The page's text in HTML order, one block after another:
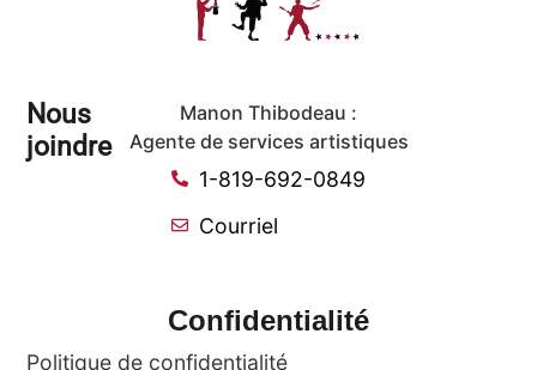
Nous
joindre
Manon Thibodeau :
Agente de services artistiques
1-819-692-0849
Courriel
Confidentialité
Politique de confidentialité